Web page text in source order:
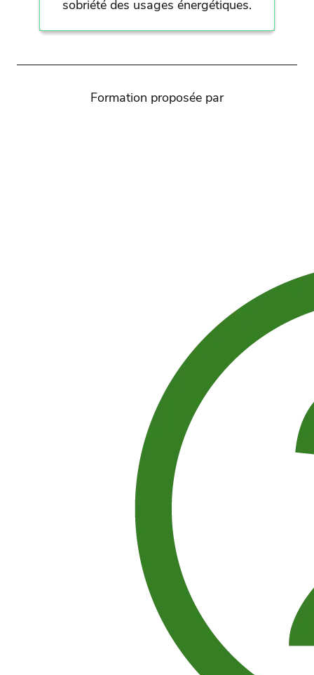
sobriété des usages énergétiques.
Formation proposée par